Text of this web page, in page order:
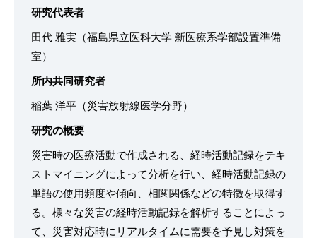
研究代表者
田代 雅実（福島県立医科大学 新医療系学部設置準備
室）
所内共同研究者
稲葉 洋平（災害放射線医学分野）
研究の概要
災害時の医療活動で作成される、経時活動記録をテキ
ストマイニングによって分析を行い、経時活動記録の
単語の使用頻度や傾向、相関関係などの特徴を取得す
る。様々な災害の経時活動記録を解析することによっ
て、災害対応時にリアルタイムに需要を予見し対策を